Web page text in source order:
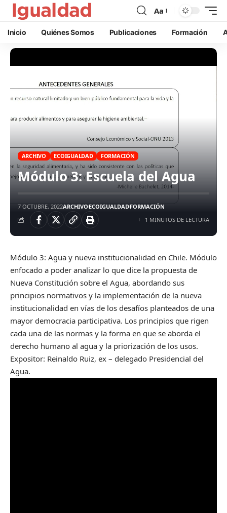
Aa
Inicio Quiénes Somos Publicaciones Formación
ARCHIVO ECOIGUALDAD FORMACIÓN
Módulo 3: Escuela del Agua
7 OCTUBRE, 2022ARCHIVOECOIGUALDADFORMACIÓN
1 MINUTOS DE LECTURA
Módulo 3: Agua y nueva institucionalidad en Chile. Módulo
enfocado a poder analizar lo que dice la propuesta de
Nueva Constitución sobre el Agua, abordando sus
principios normativos y la implementación de la nueva
institucionalidad en vías de los desafíos planteados de una
mayor democracia participativa. Los principios que rigen
cada una de las normas y la forma en que se aborda el
derecho humano al agua y la priorización de los usos.
Expositor: Reinaldo Ruiz, ex – delegado Presidencial del
Agua.